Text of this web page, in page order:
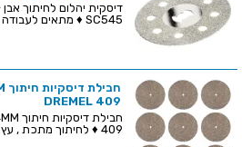
SC545 ♦ מתאים לעבודה בבטון , אבן , פורצלן , קרמי...
DREMEL 409
409 ♦ לחיתוך מתכת , עץ ופלסטיק♦ כ...